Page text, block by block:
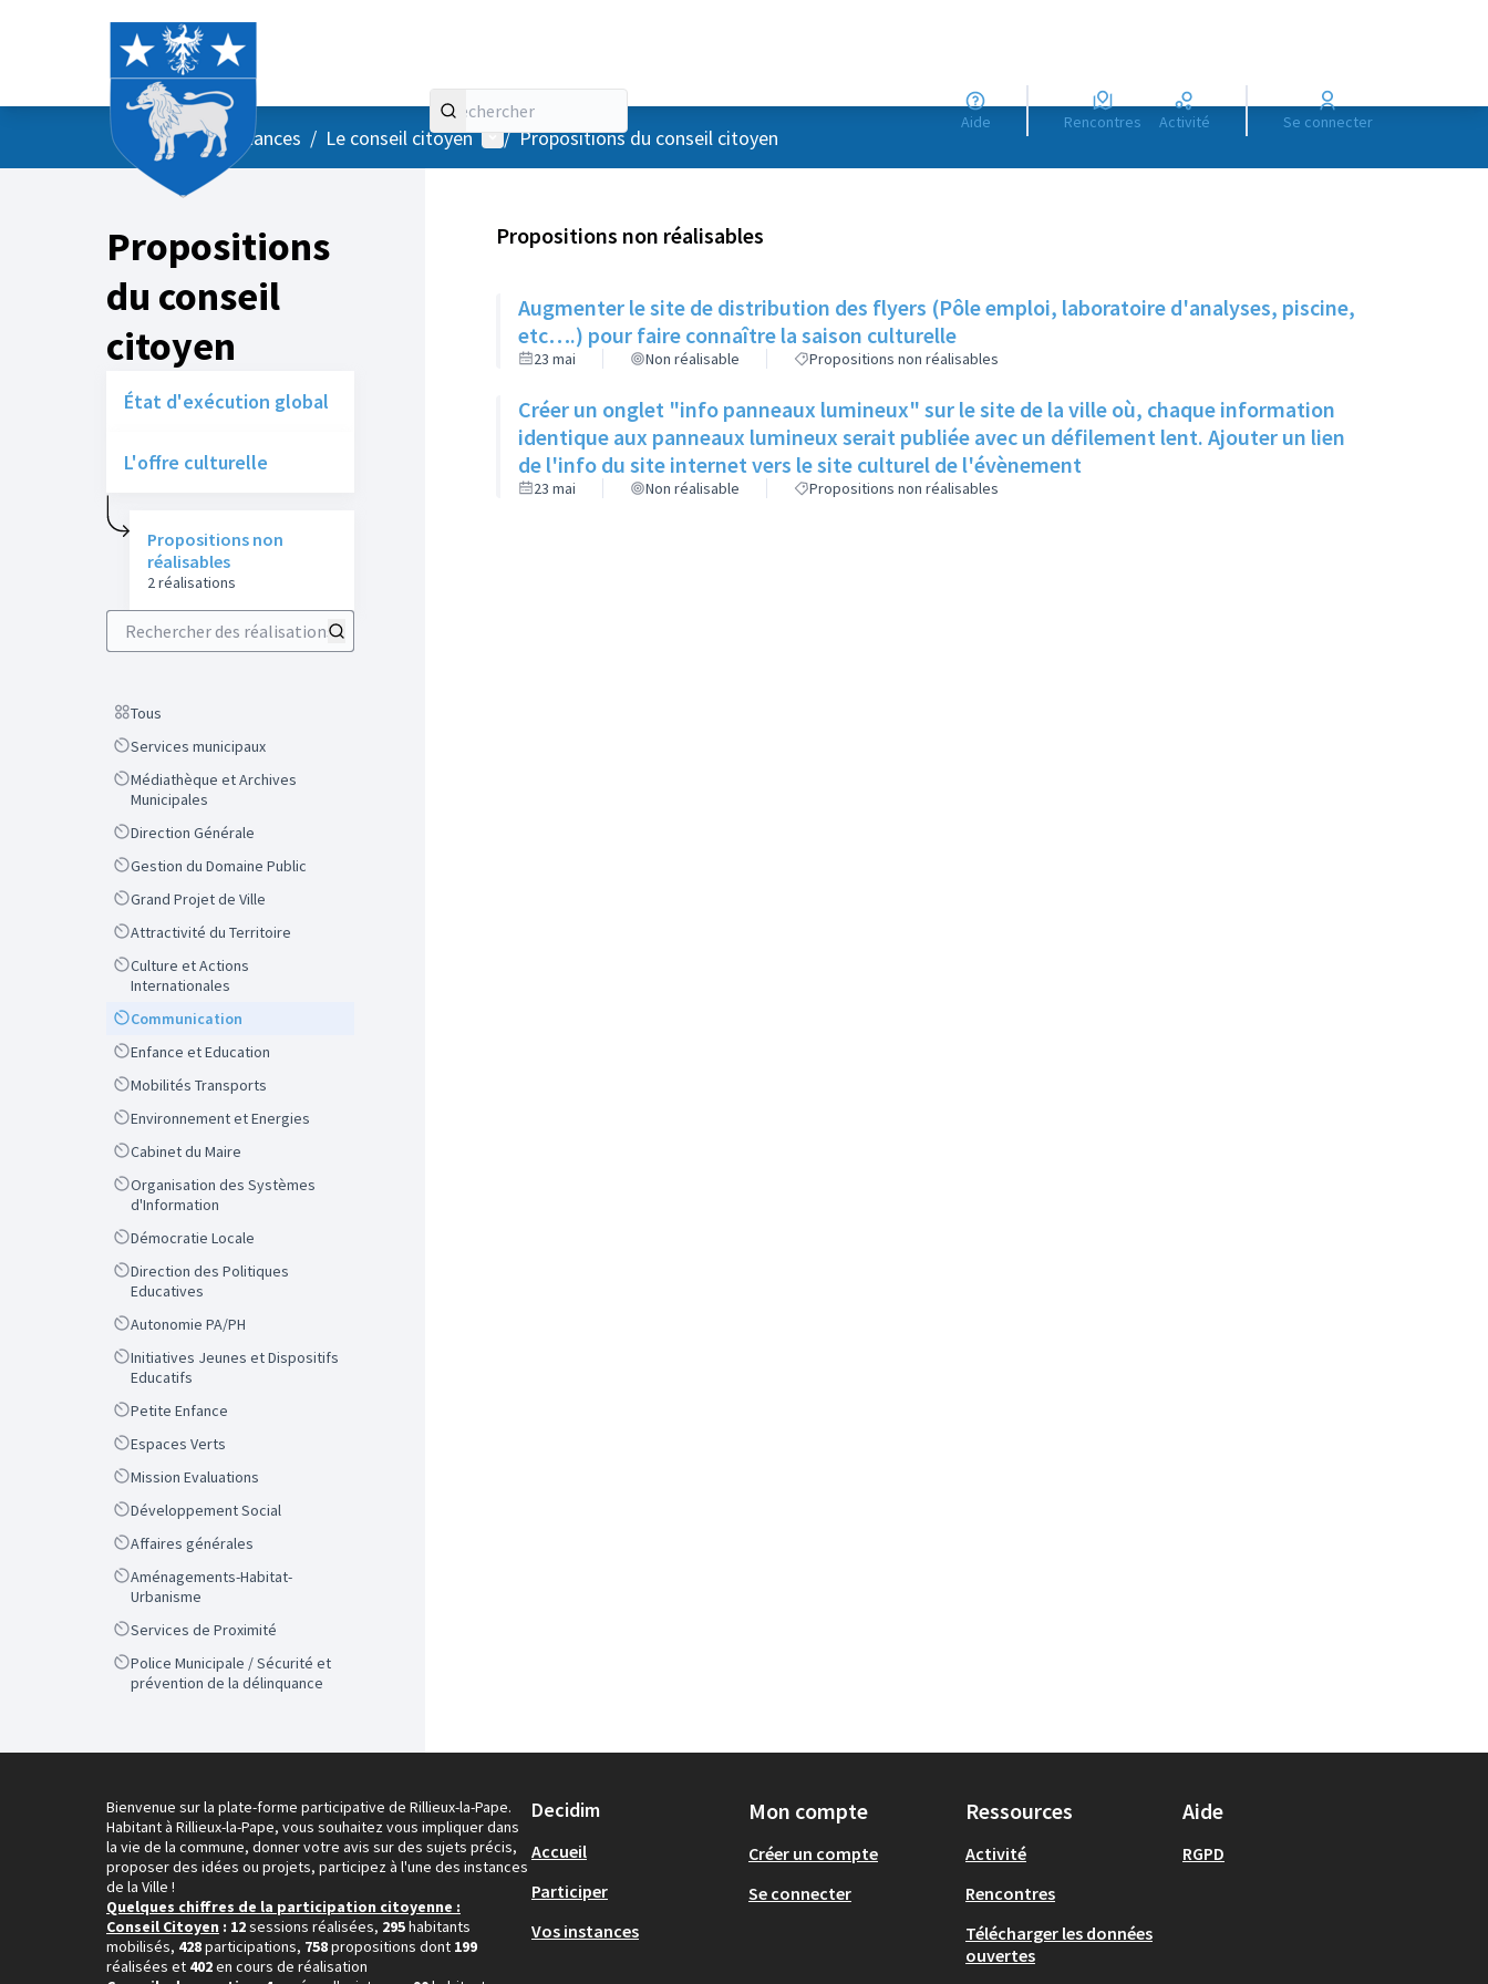
Aide Rencontres Activité Se connecter
AccueilMenu principal
/ Vos instances / Le conseil citoyen Menu utilisateur
/ Propositions du conseil citoyen
Propositions
du conseil
citoyen
État d'exécution global
L'offre culturelle
Propositions non
réalisables
2 réalisations
Rechercher des réalisations
Scope
Tous
ScopeServices municipaux
Scope
Médiathèque et Archives
Municipales
ScopeDirection Générale
ScopeGestion du Domaine Public
ScopeGrand Projet de Ville
ScopeAttractivité du Territoire
Scope
Culture et Actions
Internationales
ScopeCommunication
ScopeEnfance et Education
ScopeMobilités Transports
ScopeEnvironnement et Energies
ScopeCabinet du Maire
Scope
Organisation des Systèmes
d'Information
ScopeDémocratie Locale
Scope
Direction des Politiques
Educatives
ScopeAutonomie PA/PH
Scope
Initiatives Jeunes et Dispositifs
Educatifs
ScopePetite Enfance
ScopeEspaces Verts
ScopeMission Evaluations
ScopeDéveloppement Social
ScopeAffaires générales
Scope
Aménagements-Habitat-
Urbanisme
ScopeServices de Proximité
Scope
Police Municipale / Sécurité et
prévention de la délinquance
Propositions non réalisables
Augmenter le site de distribution des flyers (Pôle emploi, laboratoire d'analyses, piscine,
etc….) pour faire connaître la saison culturelle
23 mai Non réalisable Propositions non réalisables
Créer un onglet "info panneaux lumineux" sur le site de la ville où, chaque information
identique aux panneaux lumineux serait publiée avec un défilement lent. Ajouter un lien
de l'info du site internet vers le site culturel de l'évènement
23 mai Non réalisable Propositions non réalisables
Bienvenue sur la plate-forme participative de Rillieux-la-Pape.
Habitant à Rillieux-la-Pape, vous souhaitez vous impliquer dans
la vie de la commune, donner votre avis sur des sujets précis,
proposer des idées ou projets, participez à l'une des instances
de la Ville !
Quelques chiffres de la participation citoyenne :
Conseil Citoyen : 12sessions réalisées, 295habitants
mobilisés, 428participations, 758propositions dont 199
réalisées et 402en cours de réalisation
Decidim
Accueil
Participer
Vos instances
Mon compte
Créer un compte
Se connecter
Ressources
Activité
Rencontres
Télécharger les données
ouvertes
Aide
RGPD